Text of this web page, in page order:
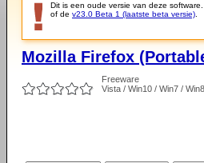
Dit is een oude versie van deze
of de v23.0 Beta 1 (laatste beta versie)
Mozilla Firefox
Freeware
Vista / Win10 / Win7 /